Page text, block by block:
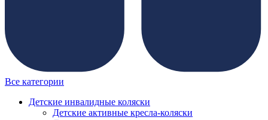
Все категории
Детские инвалидные коляски
Детские активные кресла-коляски